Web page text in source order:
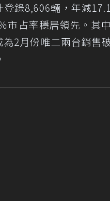
登錄8,606輛，年減
市占率穩居領先。其
2月份唯二兩台銷售